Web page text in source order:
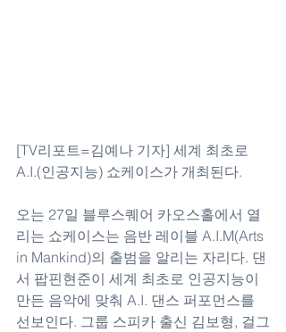
[TV리포트=김예나 기자] 세계 최초로
A.I.(인공지능) 쇼케이스가 개최된다.
오는 27일 블루스퀘어 카오스홀에서 열
리는 쇼케이스는 음반 레이블 A.I.M(Arts
in Mankind)의 출범을 알리는 자리다. 댄
서 팝핀현준이 세계 최초로 인공지능이
만든 음악에 맞춰 A.I. 댄스 퍼포먼스를
선보인다. 그룹 스피카 출신 김보형, 걸그